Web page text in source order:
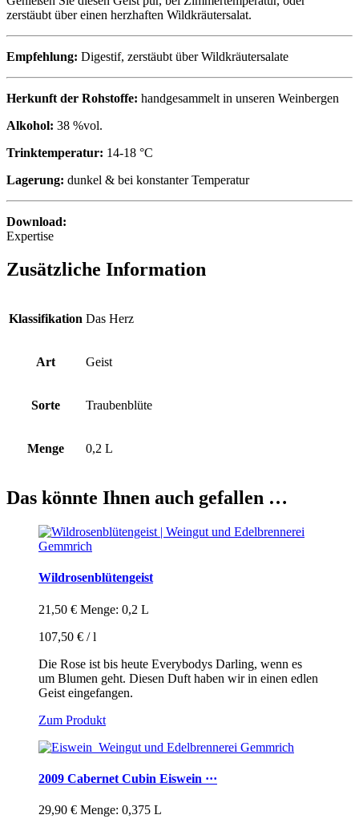
zerstäubt über einen herzhaften Wildkräutersalat.
Empfehlung: Digestif, zerstäubt über Wildkräutersalate
Herkunft der Rohstoffe: handgesammelt in unseren Weinbergen
Alkohol: 38 %vol.
Trinktemperatur: 14-18 °C
Lagerung: dunkel & bei konstanter Temperatur
Download:
Expertise
Zusätzliche Information
Klassifikation Das Herz
Art Geist
Sorte Traubenblüte
Menge 0,2 L
Das könnte Ihnen auch gefallen …
Wildrosenblütengeist
21,50 € Menge: 0,2 L
107,50 € /l
Die Rose ist bis heute Everybodys Darling, wenn es
um Blumen geht. Diesen Duft haben wir in einen edlen
Geist eingefangen.
Zum Produkt
2009 Cabernet Cubin Eiswein ···
29,90 € Menge: 0,375 L